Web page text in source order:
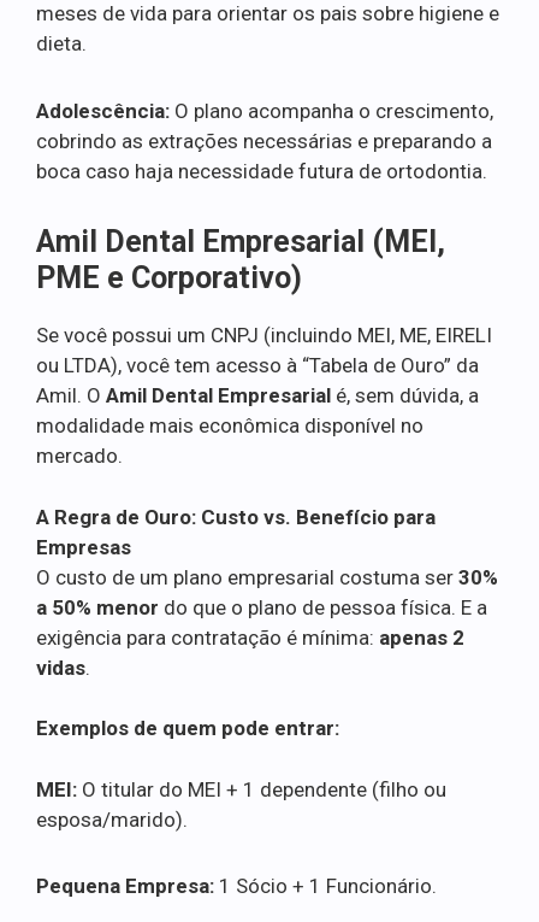
meses de vida para orientar os pais sobre higiene e
dieta.
Adolescência: O plano acompanha o crescimento,
cobrindo as extrações necessárias e preparando a
boca caso haja necessidade futura de ortodontia.
Amil Dental Empresarial (MEI,
PME e Corporativo)
Se você possui um CNPJ (incluindo MEI, ME, EIRELI
ou LTDA), você tem acesso à “Tabela de Ouro” da
Amil. O Amil Dental Empresarial é, sem dúvida, a
modalidade mais econômica disponível no
mercado.
A Regra de Ouro: Custo vs. Benefício para
Empresas
O custo de um plano empresarial costuma ser 30%
a 50% menor do que o plano de pessoa física. E a
exigência para contratação é mínima: apenas 2
vidas.
Exemplos de quem pode entrar:
MEI: O titular do MEI + 1 dependente (filho ou
esposa/marido).
Pequena Empresa: 1 Sócio + 1 Funcionário.